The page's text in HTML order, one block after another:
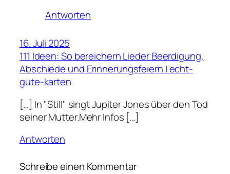
Antworten
16. Juli 2025
111 Ideen: So bereichern Lieder Beerdigung,
Abschiede und Erinnerungsfeiern | echt-
gute-karten
[…] In "Still" singt Jupiter Jones über den Tod
seiner Mutter.Mehr Infos […]
Antworten
Schreibe einen Kommentar